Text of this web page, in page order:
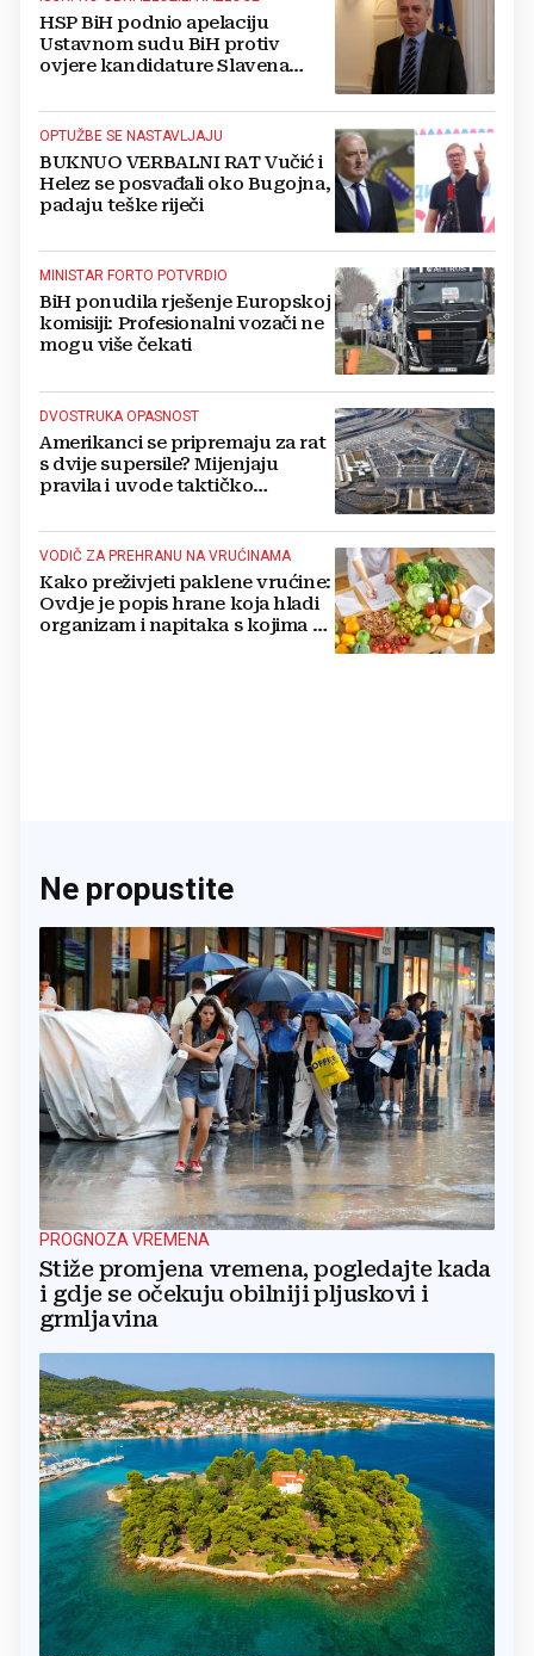
HSP BiH podnio apelaciju
Ustavnom sudu BiH protiv
ovjere kandidature Slavena
OPTUŽBE SE NASTAVLJAJU
BUKNUO VERBALNI RAT Vučić i
Helez se posvađali oko Bugojna,
padaju teške riječi
MINISTAR FORTO POTVRDIO
BiH ponudila rješenje Europskoj
komisiji: Profesionalni vozači ne
mogu više čekati
DVOSTRUKA OPASNOST
Amerikanci se pripremaju za rat
s dvije supersile? Mijenjaju
pravila i uvode taktičko
VODIČ ZA PREHRANU NA VRUĆINAMA
Kako preživjeti paklene vrućine:
Ovdje je popis hrane koja hladi
organizam i napitaka s kojima si
Ne propustite
PROGNOZA VREMENA
Stiže promjena vremena, pogledajte kada
i gdje se očekuju obilniji pljuskovi i
grmljavina